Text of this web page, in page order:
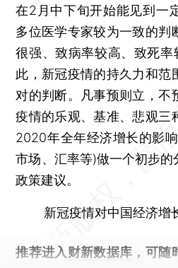
在2月中下旬开始能见到一
多位医学专家较为一致的判
很强、致病率较高、致死率
此，新冠疫情的持久力和范
对的判断。凡事预则立，不
疫情的乐观、基准、悲观三
2020年全年经济增长的影
市场、汇率等)做一个初步
政策建议。
新冠疫情对中国经济增
推荐进入 财新数据库 ，可